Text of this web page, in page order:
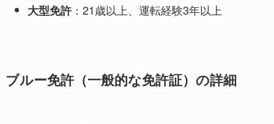
大型免許：21歳以上、運転経験3年以上
ブルー免許（一般的な免許証）の詳細